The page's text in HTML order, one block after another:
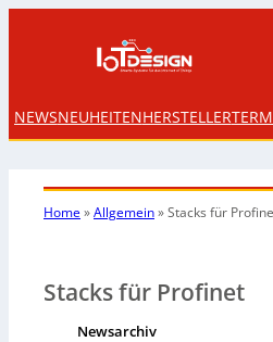
NEWSNEUHEITENHERSTELLER
Home»Allgemein»Stacks für
Stacks für Profinet
Newsarchiv